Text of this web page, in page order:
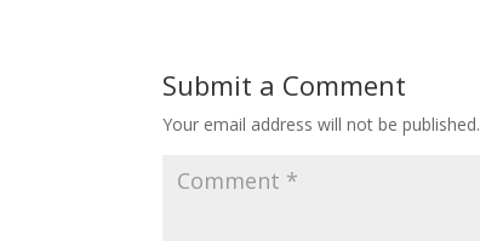
Submit a Comment
Your email address will not be published.